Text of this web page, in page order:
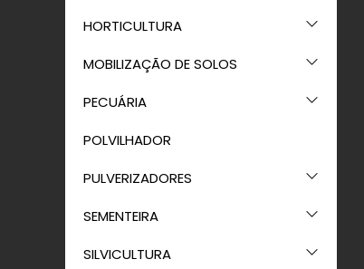
HORTICULTURA
MOBILIZAÇÃO DE SOLOS
PECUÁRIA
POLVILHADOR
PULVERIZADORES
SEMENTEIRA
SILVICULTURA